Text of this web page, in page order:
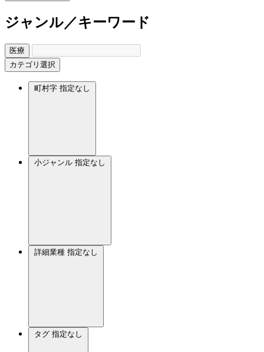
ジャンル／キーワード
医療
カテゴリ選択
町村字 指定なし
小ジャンル 指定なし
詳細業種 指定なし
タグ 指定なし